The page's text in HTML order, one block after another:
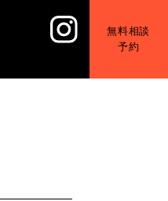
無料相談
予約